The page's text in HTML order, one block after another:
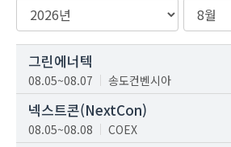
그린에너텍
08.05~08.07 송도컨벤시아
넥스트콘(NextCon)
08.05~08.08 COEX